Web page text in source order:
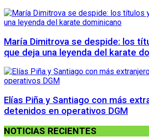
María Dimitrova se despide: los
que deja una leyenda del karate
Elías Piña y Santiago con más
detenidos en operativos DGM
NOTICIAS RECIENTES